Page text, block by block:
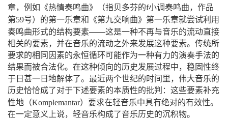
章，例如《热情奏鸣曲》
（指贝多芬的f小调奏鸣曲，作品
第59号）
的第一乐章和《第九交响曲》第一乐章就尝试利用
奏鸣曲形式的结构要素——这是一种不再与音乐的流动直接
相关的要素，并在音乐的流动之外来发展这种要素。传统所
要求的相同因素的永恒循环可能作为一种有力的演奏手法的
结果而被合法化。在这种倾向的历史发展过程中，稳固性终
于日甚一日地解体了。最近两个世纪的时间里，伟大音乐的
历史恰恰成了对于下述要素的本质性的批判：这些要素补充
性地
（Komplemantar）
要求在轻音乐中具有绝对的有效性。
在一定意义上说，轻音乐构成了音乐历史的沉积物。